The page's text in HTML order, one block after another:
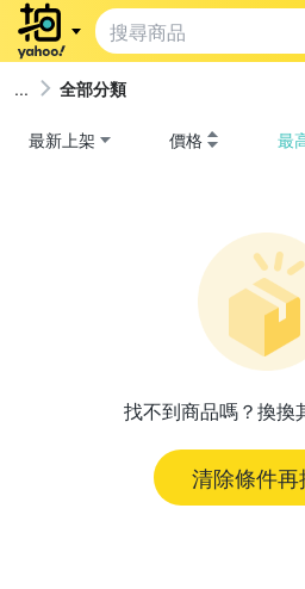
全部分類
最新上架 價格 最
找不到商品嗎？換換
清除條件